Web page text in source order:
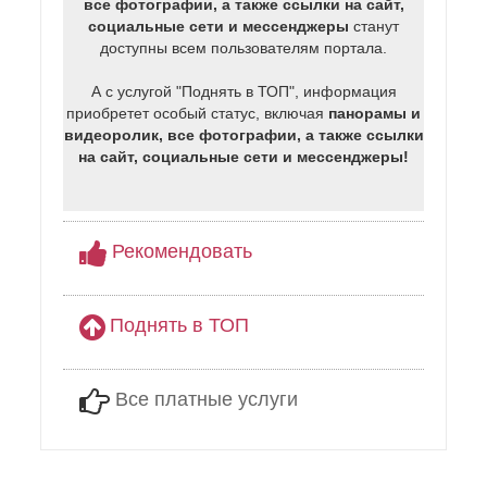
все фотографии, а также ссылки на сайт,
социальные сети и мессенджеры станут
доступны всем пользователям портала.
А с услугой "Поднять в ТОП", информация
приобретет особый статус, включая панорамы и
видеоролик, все фотографии, а также ссылки
на сайт, социальные сети и мессенджеры!
Рекомендовать
Поднять в ТОП
Все платные услуги